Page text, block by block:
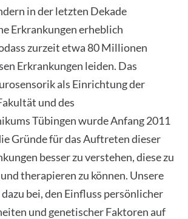
VISITORSin der letzten Dekade
Erkrankungen erheblich
zurzeit etwa 80 Millionen
Erkrankungen leiden. Das
als Einrichtung der
und des
Tübingen wurde Anfang 2011
Gründe für das Auftreten dieser
besser zu verstehen, diese zu
therapieren zu können. Unsere
bei, den Einfluss persönlicher
und genetischer Faktoren auf